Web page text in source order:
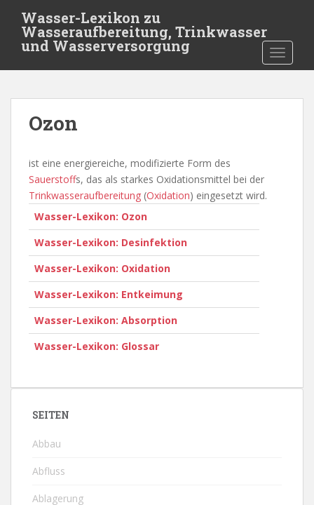
t
Wasser-Lexikon zu
Wasseraufbereitung, Trinkwasser
und Wasserversorgung
Ozon
ist eine energiereiche, modifizierte Form des
Sauerstoffs, das als starkes Oxidationsmittel bei der
Trinkwasseraufbereitung (Oxidation) eingesetzt wird.
Wasser-Lexikon: Ozon
Wasser-Lexikon: Desinfektion
Wasser-Lexikon: Oxidation
Wasser-Lexikon: Entkeimung
Wasser-Lexikon: Absorption
Wasser-Lexikon: Glossar
SEITEN
Abbau
Abfluss
Ablagerung